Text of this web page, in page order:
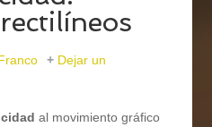
Dejar un
al movimiento gráfico